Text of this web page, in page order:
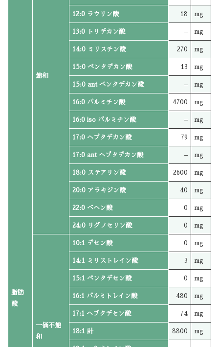
脂肪
酸
飽和
12:0 ラウリン酸 18 mg
13:0 トリデカン酸 – mg
14:0 ミリスチン酸 270 mg
15:0 ペンタデカン酸 13 mg
15:0 ant ペンタデカン酸 – mg
16:0 パルミチン酸 4700 mg
16:0 iso パルミチン酸 – mg
17:0 ヘプタデカン酸 79 mg
17:0 ant ヘプタデカン酸 – mg
18:0 ステアリン酸 2600 mg
20:0 アラキジン酸 40 mg
22:0 ベヘン酸 0 mg
24:0 リグノセリン酸 0 mg
一価不飽
和
10:1 デセン酸 0 mg
14:1 ミリストレイン酸 3 mg
15:1 ペンタデセン酸 0 mg
16:1 パルミトレイン酸 480 mg
17:1 ヘプタデセン酸 74 mg
18:1 計 8800 mg